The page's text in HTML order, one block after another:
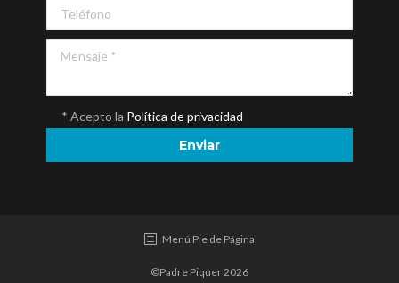
* Acepto la Política de privacidad
Menú Pie de Página
©Padre Piquer 2026